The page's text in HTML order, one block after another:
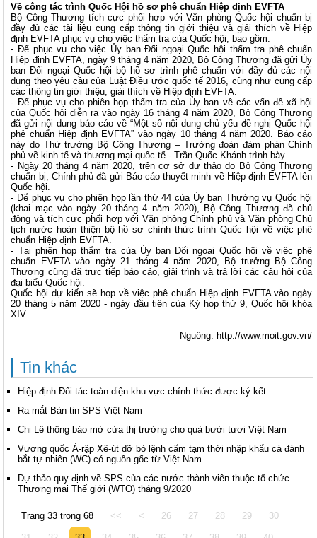
Về công tác trình Quốc Hội hồ sơ phê chuẩn Hiệp định EVFTA
Bộ Công Thương tích cực phối hợp với Văn phòng Quốc hội chuẩn bị
đầy đủ các tài liệu cung cấp thông tin giới thiệu và giải thích về Hiệp
định EVFTA phục vụ cho việc thẩm tra của Quốc hội, bao gồm:
- Để phục vụ cho việc Ủy ban Đối ngoại Quốc hội thẩm tra phê chuẩn
Hiệp định EVFTA, ngày 9 tháng 4 năm 2020, Bộ Công Thương đã gửi Ủy
ban Đối ngoại Quốc hội bộ hồ sơ trình phê chuẩn với đầy đủ các nội
dung theo yêu cầu của Luật Điều ước quốc tế 2016, cũng như cung cấp
các thông tin giới thiệu, giải thích về Hiệp định EVFTA.
- Để phục vụ cho phiên họp thẩm tra của Ủy ban về các vấn đề xã hội
của Quốc hội diễn ra vào ngày 16 tháng 4 năm 2020, Bộ Công Thương
đã gửi nội dung báo cáo về “Một số nội dung chủ yếu đề nghị Quốc hội
phê chuẩn Hiệp định EVFTA” vào ngày 10 tháng 4 năm 2020. Báo cáo
này do Thứ trưởng Bộ Công Thương – Trưởng đoàn đàm phán Chính
phủ về kinh tế và thương mại quốc tế - Trần Quốc Khánh trình bày.
- Ngày 20 tháng 4 năm 2020, trên cơ sở dự thảo do Bộ Công Thương
chuẩn bị, Chính phủ đã gửi Báo cáo thuyết minh về Hiệp định EVFTA lên
Quốc hội.
- Để phục vụ cho phiên họp lần thứ 44 của Ủy ban Thường vụ Quốc hội
(khai mạc vào ngày 20 tháng 4 năm 2020), Bộ Công Thương đã chủ
động và tích cực phối hợp với Văn phòng Chính phủ và Văn phòng Chủ
tịch nước hoàn thiện bộ hồ sơ chính thức trình Quốc hội về việc phê
chuẩn Hiệp định EVFTA.
- Tại phiên họp thẩm tra của Ủy ban Đối ngoại Quốc hội về việc phê
chuẩn EVFTA vào ngày 21 tháng 4 năm 2020, Bộ trưởng Bộ Công
Thương cũng đã trực tiếp báo cáo, giải trình và trả lời các câu hỏi của
đại biểu Quốc hội.
Quốc hội dự kiến sẽ họp về việc phê chuẩn Hiệp định EVFTA vào ngày
20 tháng 5 năm 2020 - ngày đầu tiên của Kỳ họp thứ 9, Quốc hội khóa
XIV.
Nguông: http://www.moit.gov.vn/
Tin khác
Hiệp định Đối tác toàn diện khu vực chính thức được ký kết
Ra mắt Bản tin SPS Việt Nam
Chi Lê thông báo mở cửa thị trường cho quả bưởi tươi Việt Nam
Vương quốc Ả-rập Xê-út dỡ bỏ lệnh cấm tạm thời nhập khẩu cá đánh
bắt tự nhiên (WC) có nguồn gốc từ Việt Nam
Dự thảo quy định về SPS của các nước thành viên thuộc tổ chức
Thương mại Thế giới (WTO) tháng 9/2020
Trang 33 trong 68 << < 26 27 28 29 30